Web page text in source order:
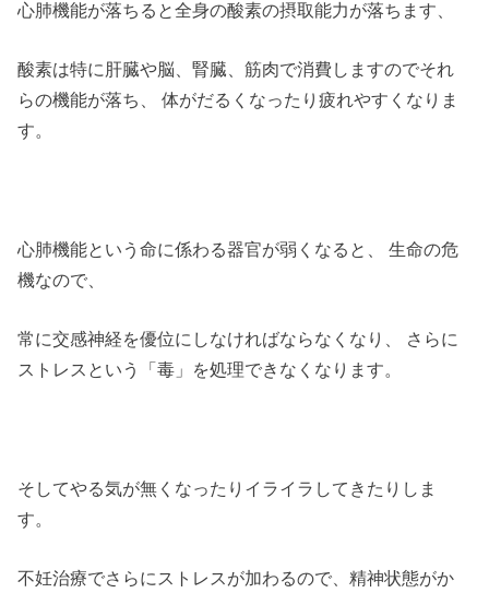
心肺機能が落ちると全身の酸素の摂取能力が落ちます、
酸素は特に肝臓や脳、腎臓、筋肉で消費しますのでそれ
らの機能が落ち、 体がだるくなったり疲れやすくなりま
す。
心肺機能という命に係わる器官が弱くなると、 生命の危
機なので、
常に交感神経を優位にしなければならなくなり、 さらに
ストレスという「毒」を処理できなくなります。
そしてやる気が無くなったりイライラしてきたりしま
す。
不妊治療でさらにストレスが加わるので、精神状態がか